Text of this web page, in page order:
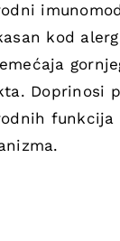
kod
Doprinosi
funkcija